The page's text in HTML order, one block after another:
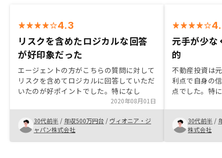
4.3
リスクを含めたロジカルな回答
が好印象だった
エージェントの方がこちらの質問に対して
リスクを含めてロジカルに回答していただ
いたのが好ポイントでした。特になし
2020年08月01日
30代前半 / 年収500万円台 / ヴィオニア・ジ
ャパン株式会社
元手が少な
的
不動産投資は
利点で自身の
点でした。特
良かったです
用できるのは
30代前半 /
株式会社